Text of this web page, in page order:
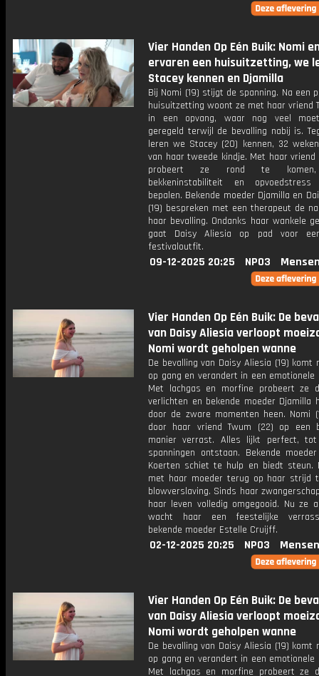
Vier Handen Op Eén Buik: Nomi
ervaren een huisuitzetting, we
Stacey kennen en Djamilla
Bij Nomi (19) stijgt de spanning. Na een
huisuitzetting woont ze met haar vriend
in een opvang, waar nog veel
geregeld terwijl de bevalling nabij is.
leren we Stacey (20) kennen, 32
van haar tweede kindje. Met haar vriend
probeert ze rond te
bekkeninstabiliteit en
bepalen. Bekende moeder Djamilla en
(19) bespreken met een therapeut de
haar bevalling. Ondanks haar wankele
gaat Daisy Aliesia op pad voor
festivaloutfit.
09-12-2025 20:25 NPO3
Vier Handen Op Eén Buik: De
van Daisy Aliesia verloopt
Nomi wordt geholpen wanne
De bevalling van Daisy Aliesia (19) komt
op gang en verandert in een emotionele
Met lachgas en morfine probeert ze
verlichten en bekende moeder Djamilla
door de zware momenten heen. Nomi
door haar vriend Twum (22) op een
manier verrast. Alles lijkt perfect,
spanningen ontstaan. Bekende
Koerten schiet te hulp en biedt steun.
met haar moeder terug op haar strijd
blowverslaving. Sinds haar
haar leven volledig omgegooid. Nu ze
wacht haar een feestelijke
bekende moeder Estelle Cruijff.
02-12-2025 20:25 NPO3
Vier Handen Op Eén Buik: De
van Daisy Aliesia verloopt
Nomi wordt geholpen wanne
De bevalling van Daisy Aliesia (19) komt
op gang en verandert in een emotionele
Met lachgas en morfine probeert ze